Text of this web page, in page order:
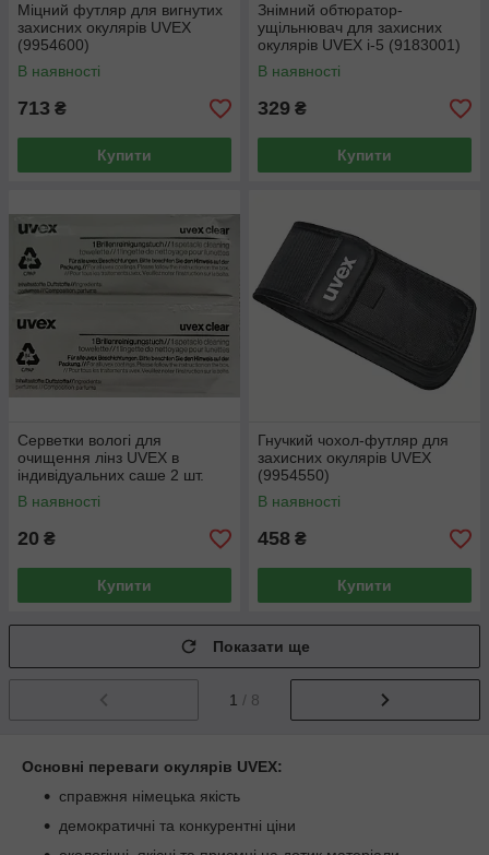
Міцний футляр для вигнутих
захисних окулярів UVEX
(9954600)
В наявності
713 ₴
Купити
Знімний обтюратор-
ущільнювач для захисних
окулярів UVEX i-5 (9183001)
В наявності
329 ₴
Купити
Серветки вологі для
очищення лінз UVEX в
індивідуальних саше 2 шт.
(9963005)
В наявності
20 ₴
Купити
Гнучкий чохол-футляр для
захисних окулярів UVEX
(9954550)
В наявності
458 ₴
Купити
Показати ще
1 / 8
Основні переваги окулярів UVEX:
справжня німецька якість
демократичні та конкурентні ціни